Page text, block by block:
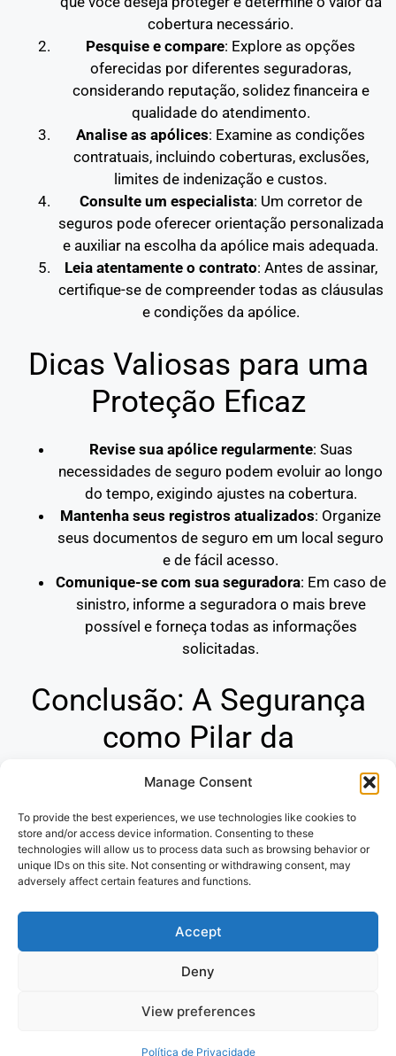
Manage Consent
To provide the best experiences, we use technologies like cookies to
store and/or access device information. Consenting to these
technologies will allow us to process data such as browsing behavior or
unique IDs on this site. Not consenting or withdrawing consent, may
adversely affect certain features and functions.
Accept
Deny
View preferences
Política de Privacidade
cobertura necessário.
Pesquise e compare: Explore as opções
oferecidas por diferentes seguradoras,
considerando reputação, solidez financeira e
qualidade do atendimento.
Analise as apólices: Examine as condições
contratuais, incluindo coberturas, exclusões,
limites de indenização e custos.
Consulte um especialista: Um corretor de
seguros pode oferecer orientação personalizada
e auxiliar na escolha da apólice mais adequada.
Leia atentamente o contrato: Antes de assinar,
certifique-se de compreender todas as cláusulas
e condições da apólice.
Dicas Valiosas para uma
Proteção Eficaz
Revise sua apólice regularmente: Suas
necessidades de seguro podem evoluir ao longo
do tempo, exigindo ajustes na cobertura.
Mantenha seus registros atualizados: Organize
seus documentos de seguro em um local seguro
e de fácil acesso.
Comunique-se com sua seguradora: Em caso de
sinistro, informe a seguradora o mais breve
possível e forneça todas as informações
solicitadas.
Conclusão: A Segurança
como Pilar da
Tranquilidade
Os seguros são ferramentas indispensáveis para
proteger seu futuro financeiro e garantir sua paz de
espírito. Ao compreender a diversidade de opções e os
princípios que regem o mercado de seguros, você
estará apto a tomar decisões conscientes e assegurar a
proteção de seu patrimônio e de seus entes queridos.
Politica de Privacidade